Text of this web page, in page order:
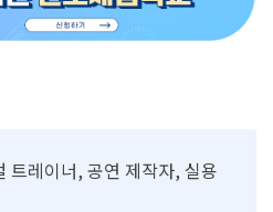
트레이너, 공연 제작자, 실용